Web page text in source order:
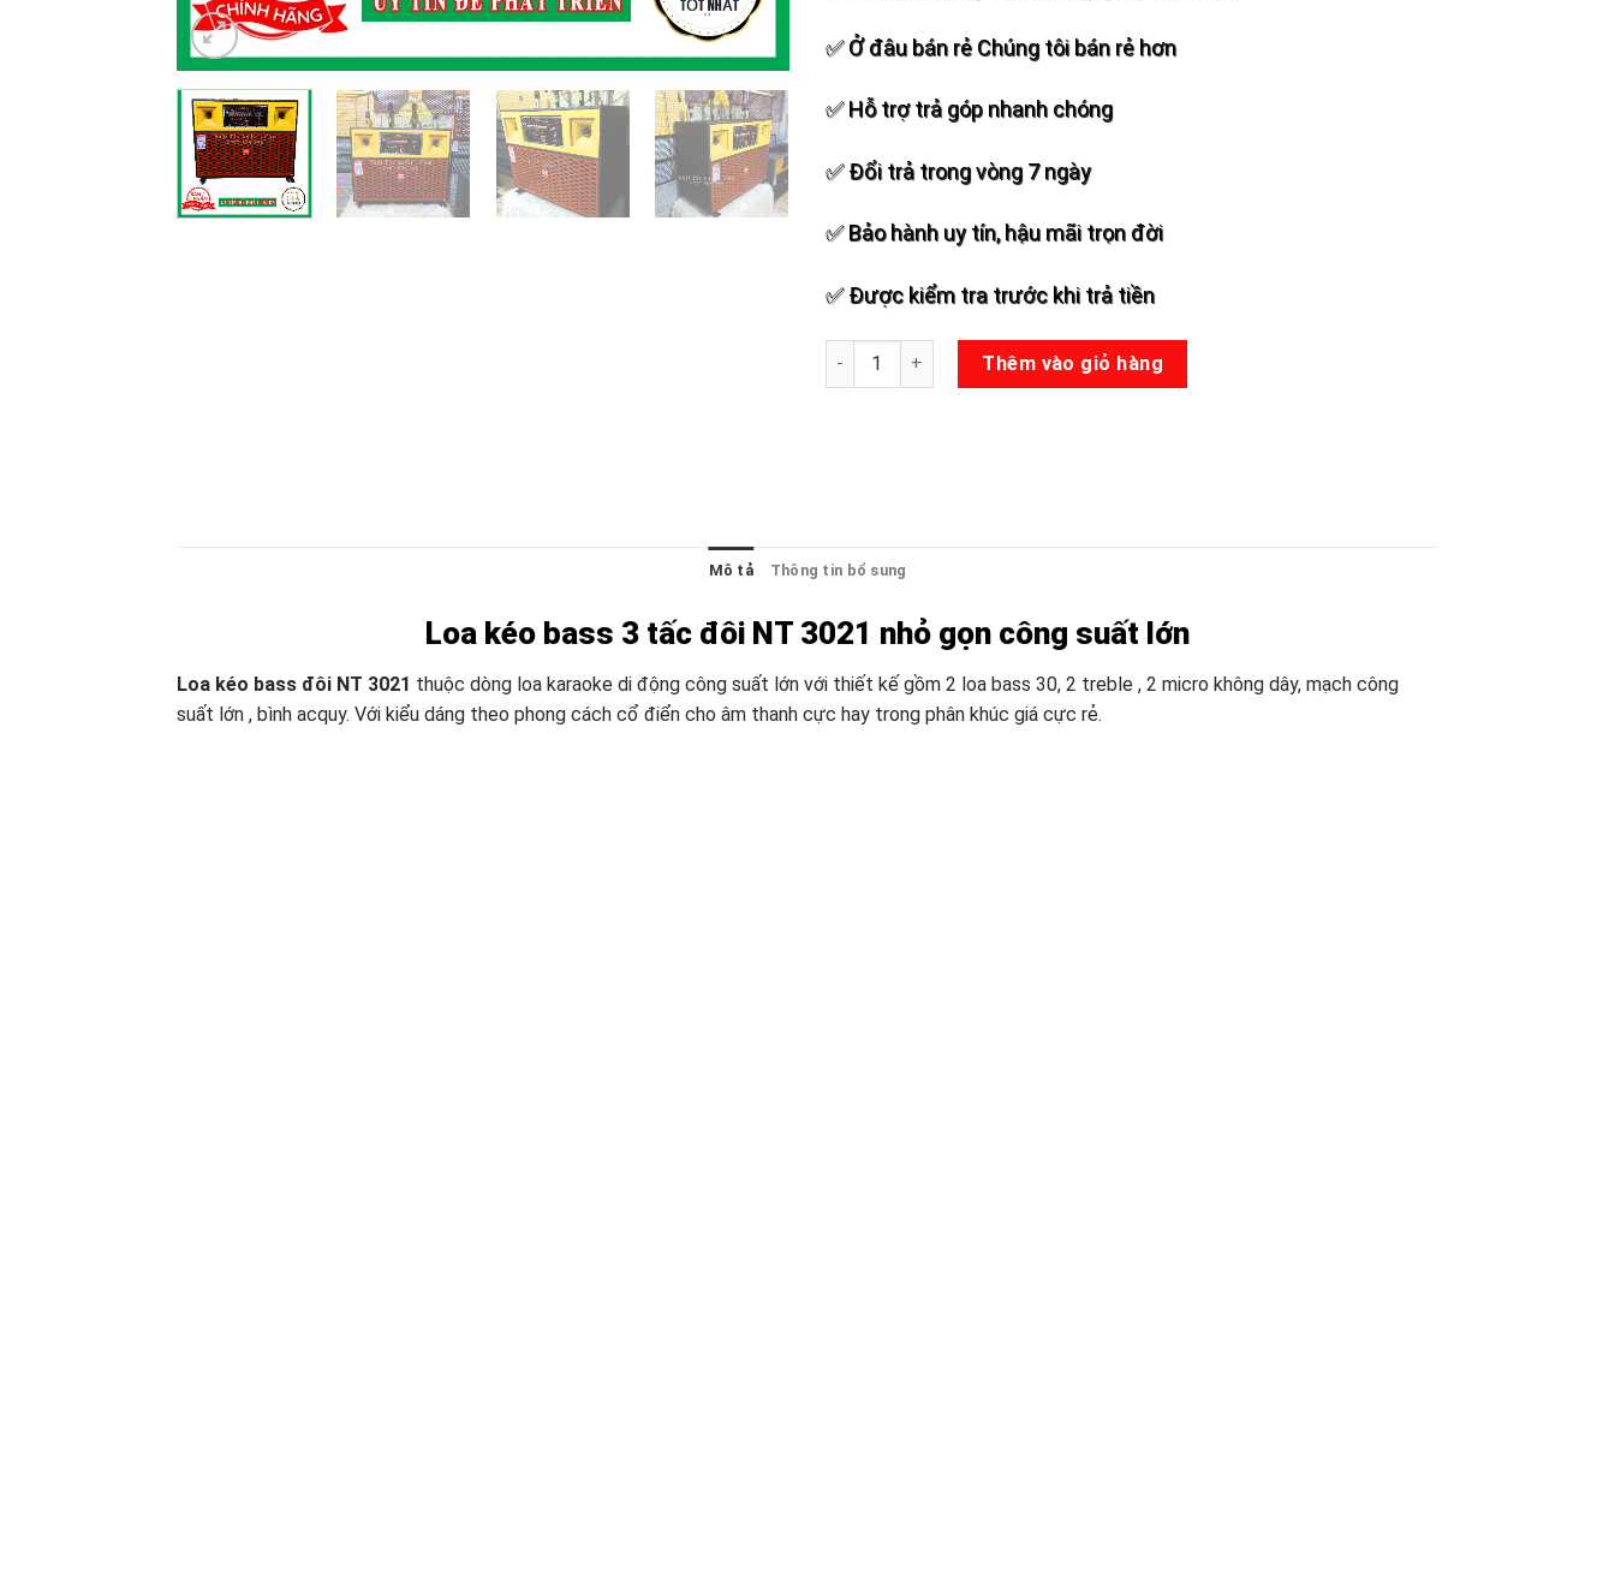
✅ Ở đâu bán rẻ Chúng tôi bán rẻ hơn
✅ Hỗ trợ trả góp nhanh chóng
✅ Đổi trả trong vòng 7 ngày
✅ Bảo hành uy tín, hậu mãi trọn đời
✅ Được kiểm tra trước khi trả tiền
Loa kéo bass đôi NT 3021 số lượng
Thêm vào giỏ hàng
Mô tả Thông tin bổ sung
Loa kéo bass 3 tấc đôi NT 3021 nhỏ gọn công suất lớn
Loa kéo bass đôi NT 3021 thuộc dòng loa karaoke di động công suất lớn với thiết kế gồm 2 loa bass 30, 2 treble , 2 micro không dây, mạch công
suất lớn , bình acquy. Với kiểu dáng theo phong cách cổ điển cho âm thanh cực hay trong phân khúc giá cực rẻ.